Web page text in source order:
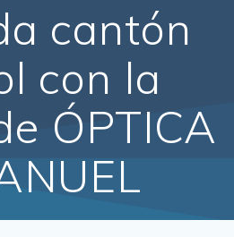
cantón
con la
ÓPTICA